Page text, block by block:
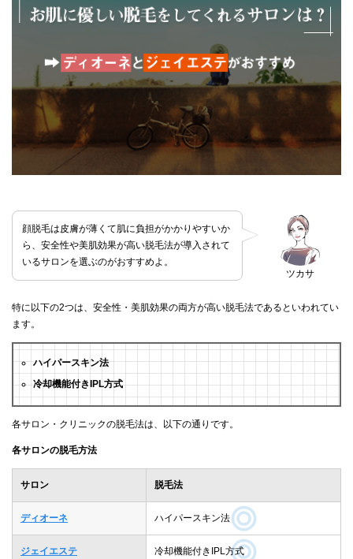
ツカサ
顔脱毛は皮膚が薄くて肌に負担がかかりやすいか
ら、安全性や美肌効果が高い脱毛法が導入されて
いるサロンを選ぶのがおすすめよ。
特に以下の2つは、安全性・美肌効果の両方が高い脱毛法であるといわれてい
ます。
ハイパースキン法
冷却機能付きIPL方式
各サロン・クリニックの脱毛法は、以下の通りです。
各サロンの脱毛方法
サロン 脱毛法
ディオーネ ハイパースキン法
ジェイエステ 冷却機能付きIPL方式